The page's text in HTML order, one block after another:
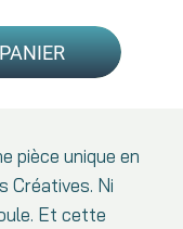
pièce unique en
Créatives. Ni
Et cette